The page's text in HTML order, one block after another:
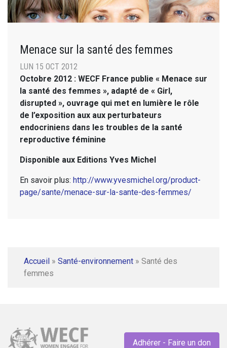
Menace sur la santé des femmes
LUN 15 OCT 2012
Octobre 2012 : WECF France publie « Menace sur
la santé des femmes », adapté de « Girl,
disrupted », ouvrage qui met en lumière le rôle
de l’exposition aux aux perturbateurs
endocriniens dans les troubles de la santé
reproductive féminine
Disponible aux Editions Yves Michel
En savoir plus: http://www.yvesmichel.org/product-
page/sante/menace-sur-la-sante-des-femmes/
Accueil » Santé-environnement » Santé des
femmes
Adhérer - Faire un don